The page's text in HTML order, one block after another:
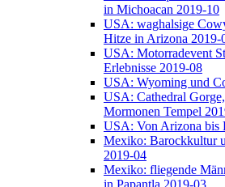
in Michoacan 2019-10
USA: waghalsige
Hitze in Arizona 2019-
USA: Motorradevent
Erlebnisse 2019-08
USA: Wyoming und
USA: Cathedral
Mormonen Tempel
USA: Von Arizona bis
Mexiko: Barockkultur
2019-04
Mexiko: fliegende
in Papantla 2019-03